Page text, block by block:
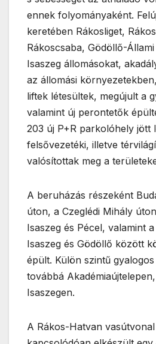
ennek folyományaként.
keretében Rákosliget,
Rákoscsaba, Gödöllő-
Isaszeg állomásokat,
az állomási
liftek létesültek, megújult a
valamint új perontetők
203 új P+R parkolóhely jött
felsővezetéki, illetve
valósítottak meg a
A beruházás részeként
úton, a Czeglédi Mihály
Isaszeg és Pécel, valamint
Isaszeg és Gödöllő között
épült. Külön szintű
továbbá
Isaszegen.
A Rákos-Hatvan